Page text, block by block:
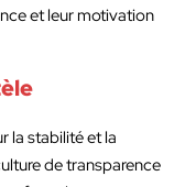
et leur motivation
la stabilité et la
de transparence